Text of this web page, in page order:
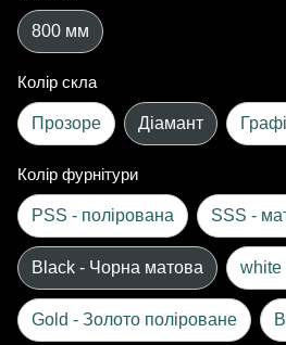
800 мм
Колір скла
Прозоре Діамант
Колір фурнітури
PSS - полірована SSS -
Black - Чорна матова white
Gold - Золото поліроване